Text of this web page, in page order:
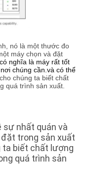
nó là một thước đo
máy chọn và đặt
nghĩa là máy rất tốt
chúng cần.và có thể
chúng ta biết chất
quá trình sản xuất.
sự nhất quán và
trong sản xuất
ta biết chất lượng
quá trình sản